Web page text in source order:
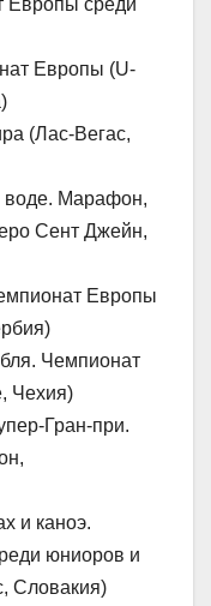
Европы среди
Европы (U-
(Лас-Вегас,
воде. Марафон,
Сент Джейн,
Европы
Чемпионат
Чехия)
Гран-при.
и каноэ.
юниоров и
Словакия)